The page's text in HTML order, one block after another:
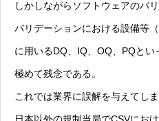
しかしながらソフトウェアのバ
バリデーションにおける設備等
に用いるDQ、IQ、OQ、PQと
極めて残念である。
これでは業界に誤解を与えてしま